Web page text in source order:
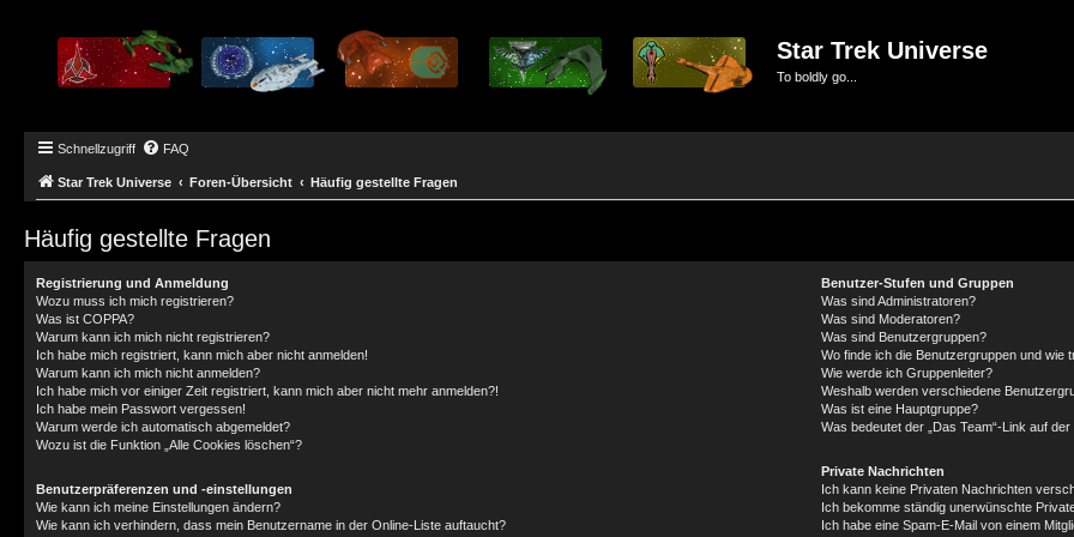
Star Trek Universe
To boldly go...
Schnellzugriff FAQ
Star Trek Universe Foren-Übersicht Häufig gestellte Fragen
Häufig gestellte Fragen
Registrierung und Anmeldung
Wozu muss ich mich registrieren?
Was ist COPPA?
Warum kann ich mich nicht registrieren?
Ich habe mich registriert, kann mich aber nicht anmelden!
Warum kann ich mich nicht anmelden?
Ich habe mich vor einiger Zeit registriert, kann mich aber nicht mehr anmelden?!
Ich habe mein Passwort vergessen!
Warum werde ich automatisch abgemeldet?
Wozu ist die Funktion „Alle Cookies löschen“?
Benutzerpräferenzen und -einstellungen
Wie kann ich meine Einstellungen ändern?
Wie kann ich verhindern, dass mein Benutzername in der Online-Liste auftaucht?
Benutzer-Stufen und Gruppen
Was sind Administratoren?
Was sind Moderatoren?
Was sind Benutzergruppen?
Wo finde ich die Benutzergruppen und wie
Wie werde ich Gruppenleiter?
Weshalb werden verschiedene
Was ist eine Hauptgruppe?
Was bedeutet der „Das Team“-Link auf
Private Nachrichten
Ich kann keine Privaten Nachrichten
Ich bekomme ständig unerwünschte
Ich habe eine Spam-E-Mail von einem